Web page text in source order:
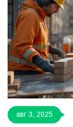
авг 3, 2025